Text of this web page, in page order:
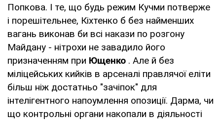
Попкова. І те, що будь режим Кучми потверже
і порешітельнее, Кіхтенко б без найменших
вагань виконав би всі накази по розгону
Майдану - нітрохи не завадило його
призначенням при Ющенко . Але й без
міліцейських кийків в арсеналі правлячої еліти
більш ніж достатньо "зачіпок" для
інтелігентного напоумлення опозиції. Дарма, чи
що контрольні органи накопали в діяльності